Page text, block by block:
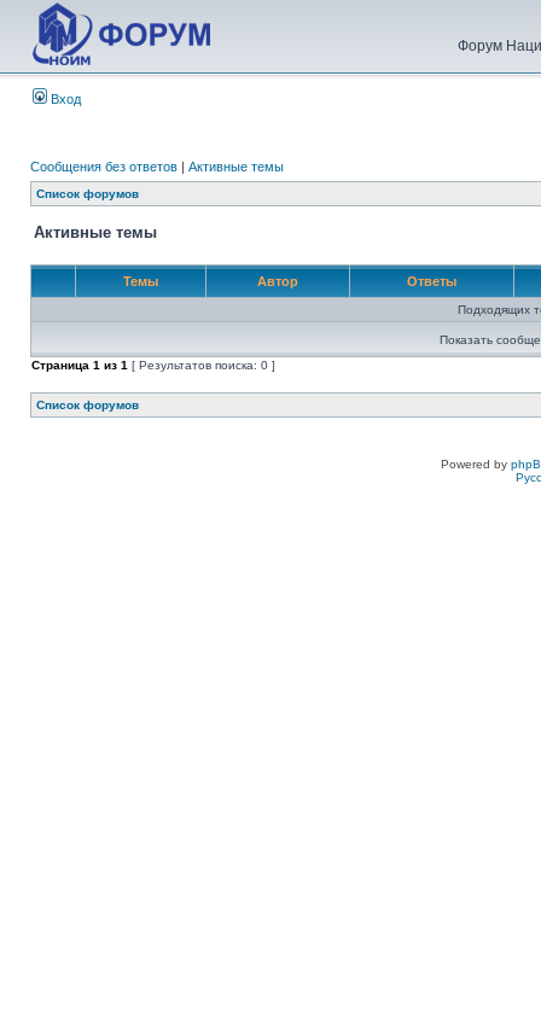
Форум
Вход
Сообщения без ответов | Активные темы
Список форумов
Активные темы
Темы Автор Ответы
Подходящих
Показать
Страница 1 из 1 [ Результатов поиска: 0 ]
Список форумов
Powered by